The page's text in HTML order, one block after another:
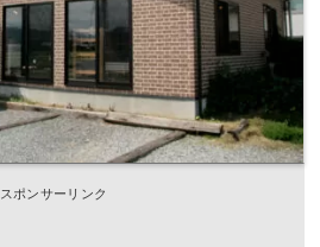
スポンサーリンク